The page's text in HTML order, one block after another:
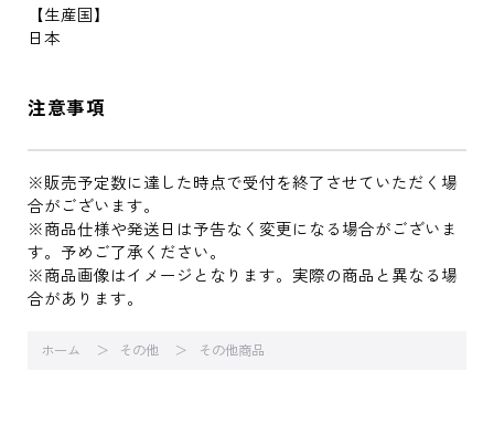
【生産国】
日本
注意事項
※販売予定数に達した時点で受付を終了させていただく場
合がございます。
※商品仕様や発送日は予告なく変更になる場合がございま
す。予めご了承ください。
※商品画像はイメージとなります。実際の商品と異なる場
合があります。
ホーム その他 その他商品